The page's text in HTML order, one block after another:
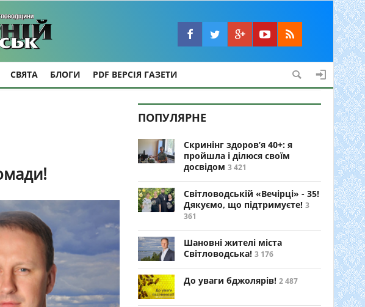
СВЯТА БЛОГИ PDF ВЕРСІЯ ГАЗЕТИ
ПОПУЛЯРНЕ
Скринінг здоров’я 40+: я
пройшла і ділюся своїм
досвідом 3 421
Світловодській «Вечірці» - 35!
Дякуємо, що підтримуєте! 3
361
Шановні жителі міста
Світловодська! 3 176
До уваги бджолярів! 2 487